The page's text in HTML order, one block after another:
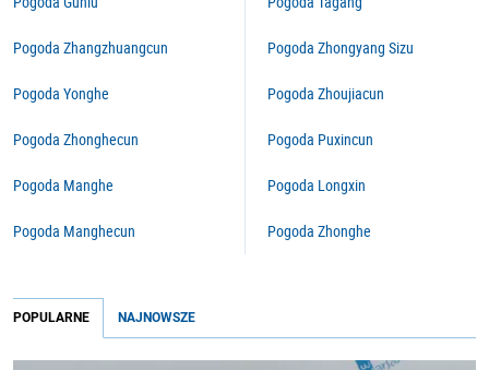
Pogoda Zhangzhuangcun
Pogoda Yonghe
Pogoda Zhonghecun
Pogoda Manghe
Pogoda Manghecun
Pogoda Zhongyang Sizu
Pogoda Zhoujiacun
Pogoda Puxincun
Pogoda Longxin
Pogoda Zhonghe
POPULARNE NAJNOWSZE